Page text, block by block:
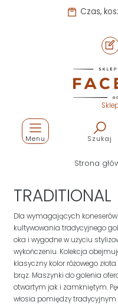
Szukaj
Menu
Strona
TRADITIONAL
Dla wymagających
kultywowania tradycyjnego
oka i wygodne w użyciu
wykończeniu. Kolekcja
klasyczny kolor różowego
brąz. Maszynki do golenia
otwartym jak i zamkniętym.
włosia pomiędzy